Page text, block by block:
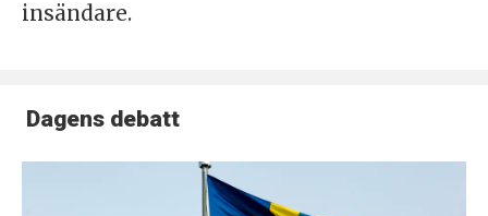
insändare.
Dagens debatt